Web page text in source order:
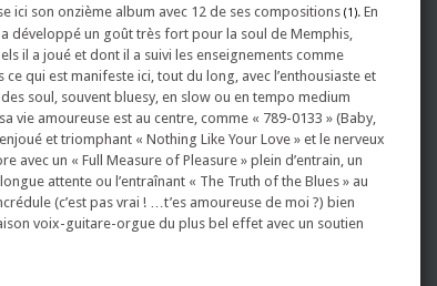
ici son onzième album avec 12 de ses compositions (1). En
développé un goût très fort pour la soul de Memphis,
il a joué et dont il a suivi les enseignements comme
qui est manifeste ici, tout du long, avec l’enthousiaste et
soul, souvent bluesy, en slow ou en tempo medium
vie amoureuse est au centre, comme « 789-0133 » (Baby,
et triomphant « Nothing Like Your Love » et le nerveux
avec un « Full Measure of Pleasure » plein d’entrain, un
attente ou l’entraînant « The Truth of the Blues » au
(c’est pas vrai ! …t’es amoureuse de moi ?) bien
voix-guitare-orgue du plus bel effet avec un soutien